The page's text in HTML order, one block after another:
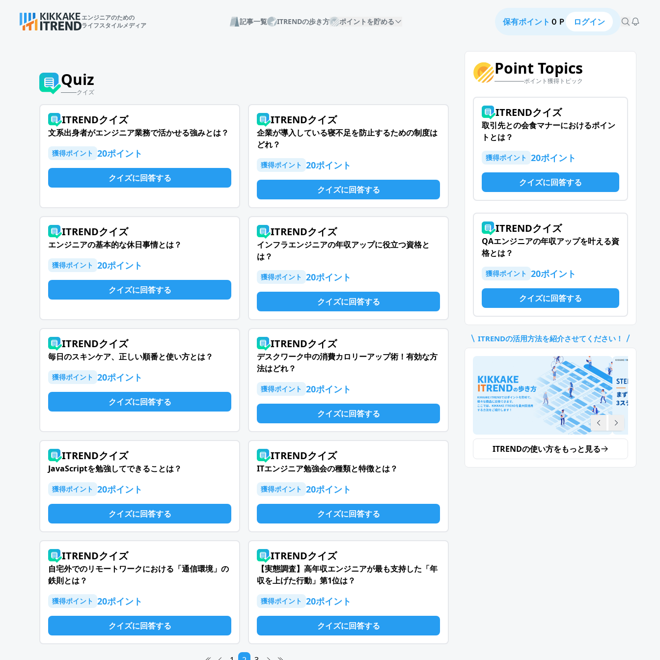
エンジニアのための
ライフスタイルメディア
記事一覧 ITRENDの歩き方 ポイントを貯める 保有ポイント ０Ｐ ログイン
Quiz
クイズ
ITRENDクイズ
文系出身者がエンジニア業務で活かせる強みとは？
獲得ポイント 20ポイント
クイズに回答する
ITRENDクイズ
企業が導入している寝不足を防止するための制度は
どれ？
獲得ポイント 20ポイント
クイズに回答する
ITRENDクイズ
エンジニアの基本的な休日事情とは？
獲得ポイント 20ポイント
クイズに回答する
ITRENDクイズ
インフラエンジニアの年収アップに役立つ資格と
は？
獲得ポイント 20ポイント
クイズに回答する
ITRENDクイズ
毎日のスキンケア、正しい順番と使い方とは？
獲得ポイント 20ポイント
クイズに回答する
ITRENDクイズ
デスクワーク中の消費カロリーアップ術！有効な方
法はどれ？
獲得ポイント 20ポイント
クイズに回答する
ITRENDクイズ
JavaScriptを勉強してできることは？
獲得ポイント 20ポイント
クイズに回答する
ITRENDクイズ
ITエンジニア勉強会の種類と特徴とは？
獲得ポイント 20ポイント
クイズに回答する
ITRENDクイズ
自宅外でのリモートワークにおける「通信環境」の
鉄則とは？
獲得ポイント 20ポイント
クイズに回答する
ITRENDクイズ
【実態調査】高年収エンジニアが最も支持した「年
収を上げた行動」第1位は？
獲得ポイント 20ポイント
クイズに回答する
Point Topics
ポイント獲得トピック
ITRENDクイズ
取引先との会食マナーにおけるポイン
トとは？
獲得ポイント 20ポイント
クイズに回答する
ITRENDクイズ
QAエンジニアの年収アップを叶える資
格とは？
獲得ポイント 20ポイント
クイズに回答する
ITRENDの活用方法を紹介させてください！
ITRENDの使い方をもっと見る